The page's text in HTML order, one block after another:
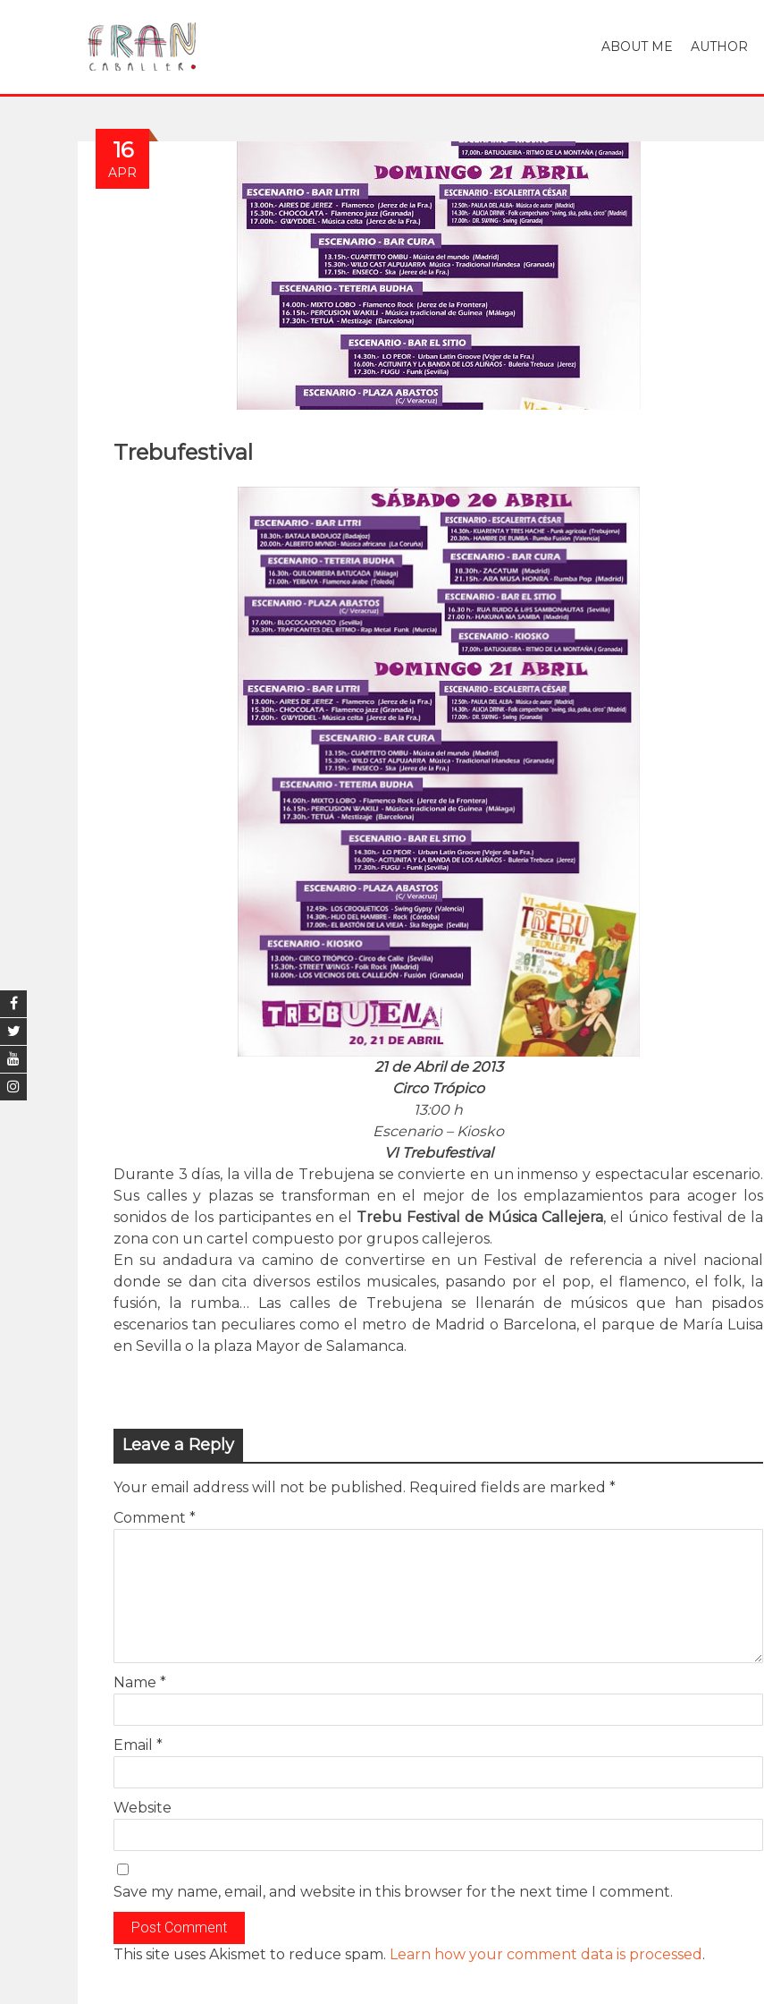
ABOUT ME AUTHOR
16
APR
Trebufestival
21 de Abril de 2013
Circo Trópico
13:00 h
Escenario – Kiosko
VI Trebufestival
Durante 3 días, la villa de Trebujena se convierte en un inmenso y espectacular escenario.
Sus calles y plazas se transforman en el mejor de los emplazamientos para acoger los
sonidos de los participantes en el Trebu Festival de Música Callejera, el único festival de la
zona con un cartel compuesto por grupos callejeros.
En su andadura va camino de convertirse en un Festival de referencia a nivel nacional
donde se dan cita diversos estilos musicales, pasando por el pop, el flamenco, el folk, la
fusión, la rumba… Las calles de Trebujena se llenarán de músicos que han pisados
escenarios tan peculiares como el metro de Madrid o Barcelona, el parque de María Luisa
en Sevilla o la plaza Mayor de Salamanca.
Leave a Reply
Your email address will not be published. Required fields are marked *
Comment *
Name *
Email *
Website
Save my name, email, and website in this browser for the next time I comment.
This site uses Akismet to reduce spam. Learn how your comment data is processed .